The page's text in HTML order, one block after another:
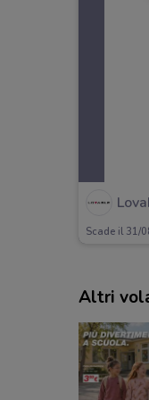
Scade il 31/
Altri